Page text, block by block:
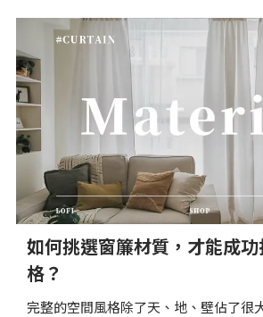
如何挑選窗簾材質，才能成
格？
完整的空間風格除了天、地、壁佔了很